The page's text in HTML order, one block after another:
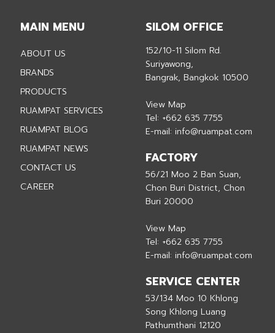
MAIN MENU
ABOUT US
BRANDS
PRODUCTS
RUAMPAT SERVICES
RUAMPAT BLOG
RUAMPAT NEWS
CONTACT US
CAREER
SILOM OFFICE
152/10-11 Silom Rd.
Suriyawong,
Bangrak, Bangkok 10500
View Map
Tel: +662 635 7755
E-mail:info@ruampat.com
FACTORY
56/21 Moo 2 Ban Suan,
Chon Buri District, Chon
Buri 20000
View Map
Tel: +662 635 7755
E-mail:info@ruampat.com
SERVICE CENTER
53/134 Moo 10 Khlong
Song Khlong Luang
Pathumthani 12120